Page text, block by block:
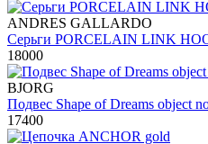
ANDRES GALLARDO
Серьги PORCELAIN LINK
18000
BJORG
Подвес Shape of Dreams object
17400